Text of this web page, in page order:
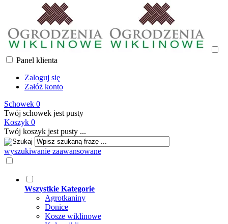
Panel klienta
Zaloguj się
Załóż konto
Schowek 0
Twój schowek jest pusty
Koszyk 0
Twój koszyk jest pusty ...
wyszukiwanie zaawansowane
Wszystkie Kategorie
Agrotkaniny
Donice
Kosze wiklinowe